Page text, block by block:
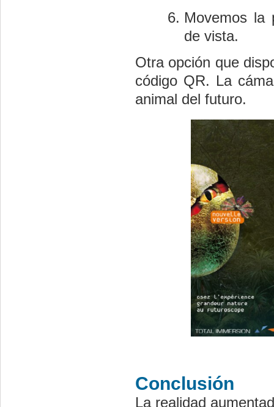
Movemos la
de vista.
Otra opción que
código QR. La
animal del futuro.
Conclusión
La realidad